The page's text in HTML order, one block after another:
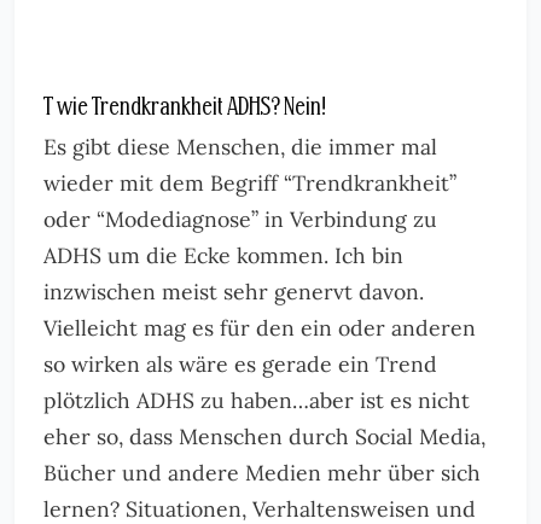
T wie Trendkrankheit ADHS? Nein!
Es gibt diese Menschen, die immer mal
wieder mit dem Begriff “Trendkrankheit”
oder “Modediagnose” in Verbindung zu
ADHS um die Ecke kommen. Ich bin
inzwischen meist sehr genervt davon.
Vielleicht mag es für den ein oder anderen
so wirken als wäre es gerade ein Trend
plötzlich ADHS zu haben…aber ist es nicht
eher so, dass Menschen durch Social Media,
Bücher und andere Medien mehr über sich
lernen? Situationen, Verhaltensweisen und